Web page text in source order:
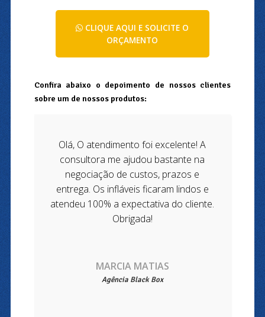
CLIQUE AQUI E SOLICITE O
ORÇAMENTO
Confira abaixo o depoimento de nossos clientes
sobre um de nossos produtos:
Olá, O atendimento foi excelente! A
consultora me ajudou bastante na
negociação de custos, prazos e
entrega. Os infláveis ficaram lindos e
atendeu 100% a expectativa do cliente.
Obrigada!
MARCIA MATIAS
Agência Black Box